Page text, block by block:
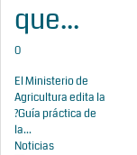
que...
0
El Ministerio de
Agricultura edita la
?Guía práctica de
la...
Noticias